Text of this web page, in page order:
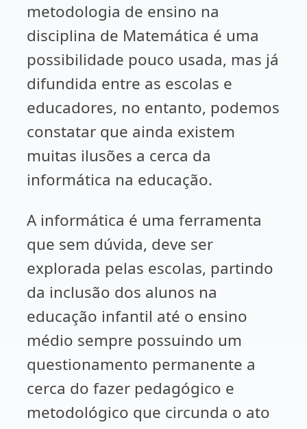
metodologia de ensino na
disciplina de Matemática é uma
possibilidade pouco usada, mas já
difundida entre as escolas e
educadores, no entanto, podemos
constatar que ainda existem
muitas ilusões a cerca da
informática na educação.
A informática é uma ferramenta
que sem dúvida, deve ser
explorada pelas escolas, partindo
da inclusão dos alunos na
educação infantil até o ensino
médio sempre possuindo um
questionamento permanente a
cerca do fazer pedagógico e
metodológico que circunda o ato